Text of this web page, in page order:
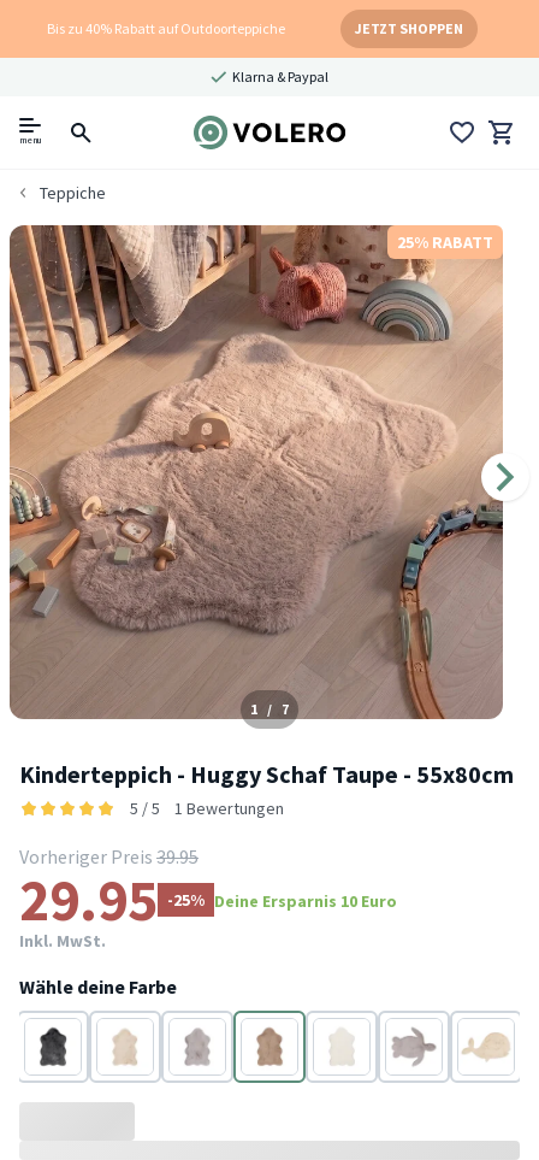
Bis zu 40% Rabatt auf Outdoorteppiche JETZT SHOPPEN
Klarna & Paypal
menu
Teppiche
25% RABATT
1 / 7
Kinderteppich - Huggy Schaf Taupe - 55x80cm
5 / 5 1 Bewertungen
Vorheriger Preis 39.95
29.95 -25% Deine Ersparnis 10 Euro
Inkl. MwSt.
Wähle deine Farbe
AnthrazitCreme Grau Taupe Weiß Grau Creme